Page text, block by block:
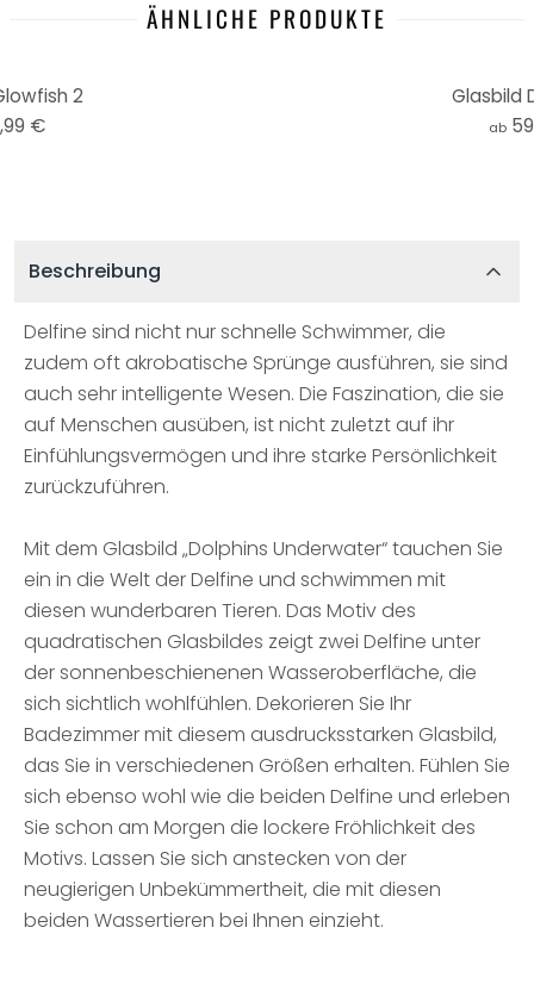
ÄHNLICHE PRODUKTE
2
€
Glasbild
ab
Beschreibung
Delfine sind nicht nur schnelle Schwimmer, die
zudem oft akrobatische Sprünge ausführen, sie sind
auch sehr intelligente Wesen. Die Faszination, die sie
auf Menschen ausüben, ist nicht zuletzt auf ihr
Einfühlungsvermögen und ihre starke Persönlichkeit
zurückzuführen.
Mit dem Glasbild „Dolphins Underwater“ tauchen Sie
ein in die Welt der Delfine und schwimmen mit
diesen wunderbaren Tieren. Das Motiv des
quadratischen Glasbildes zeigt zwei Delfine unter
der sonnenbeschienenen Wasseroberfläche, die
sich sichtlich wohlfühlen. Dekorieren Sie Ihr
Badezimmer mit diesem ausdrucksstarken Glasbild,
das Sie in verschiedenen Größen erhalten. Fühlen Sie
sich ebenso wohl wie die beiden Delfine und erleben
Sie schon am Morgen die lockere Fröhlichkeit des
Motivs. Lassen Sie sich anstecken von der
neugierigen Unbekümmertheit, die mit diesen
beiden Wassertieren bei Ihnen einzieht.